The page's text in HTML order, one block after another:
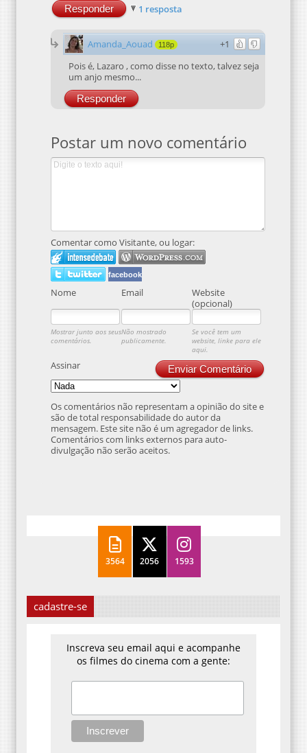
Responder 1 resposta
+1
Amanda_Aouad 118p
Pois é, Lazaro , como disse no texto, talvez seja
um anjo mesmo...
Responder
Postar um novo comentário
Comentar como Visitante, ou logar:
facebook
Nome Email
Website
(opcional)
Mostrar junto aos seus
comentários.
Não mostrado
publicamente.
Se você tem um
website, linke para ele
aqui.
Enviar Comentário
Assinar
Os comentários não representam a opinião do site e
são de total responsabilidade do autor da
mensagem. Este site não é um agregador de links.
Comentários com links externos para auto-
divulgação não serão aceitos.
3564 2056 1593
cadastre-se
Inscreva seu email aqui e acompanhe
os filmes do cinema com a gente: